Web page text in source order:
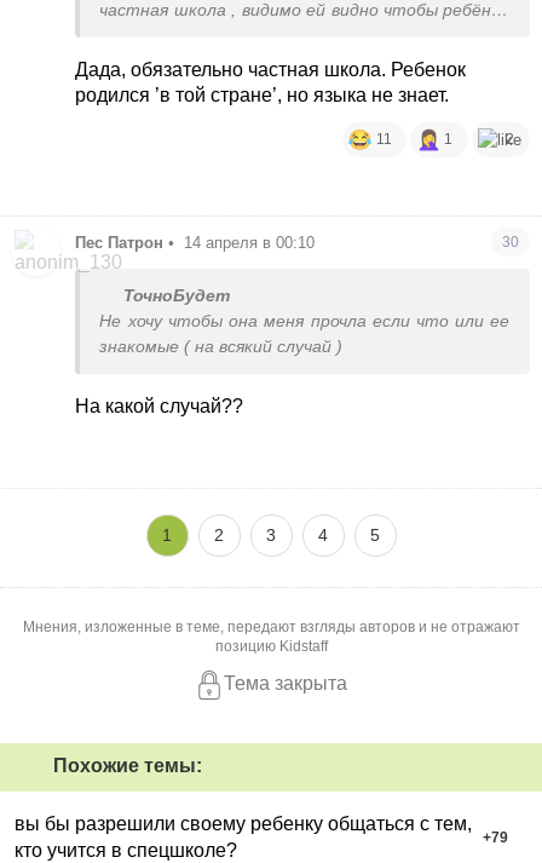
частная школа , видимо ей видно чтобы ребёнок
знал. Она постоянно на русском говорит с ними
, папа на языке страны в которой живут
Дада, обязательно частная школа. Ребенок
родился ’в той стране’, но языка не знает.
11 1 2
Пес Патрон • 14 апреля в 00:10 30
ТочноБудет
Не хочу чтобы она меня прочла если что или ее
знакомые ( на всякий случай )
На какой случай??
1 2 3 4 5
Мнения, изложенные в теме, передают взгляды авторов и не отражают
позицию Kidstaff
Тема закрыта
Похожие темы:
вы бы разрешили своему ребенку общаться с тем,
кто учится в спецшколе?
+79